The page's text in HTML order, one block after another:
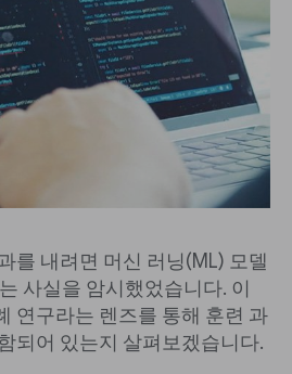
를 내려면 머신 러닝(ML) 모델
사실을 암시했었습니다. 이
연구라는 렌즈를 통해 훈련 과
되어 있는지 살펴보겠습니다.